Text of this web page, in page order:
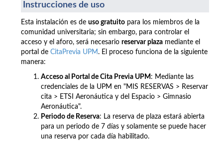
Instrucciones de uso
Esta instalación es de uso gratuito para los miembros de la
comunidad universitaria; sin embargo, para controlar el
acceso y el aforo, será necesario reservar plaza mediante el
portal de CitaPrevia UPM. El proceso funciona de la siguiente
manera:
Acceso al Portal de Cita Previa UPM : Mediante las
credenciales de la UPM en "MIS RESERVAS > Reservar
cita > ETSI Aeronáutica y del Espacio > Gimnasio
Aeronáutica".
Periodo de Reserva: La reserva de plaza estará abierta
para un periodo de 7 días y solamente se puede hacer
una reserva por cada día habilitado.